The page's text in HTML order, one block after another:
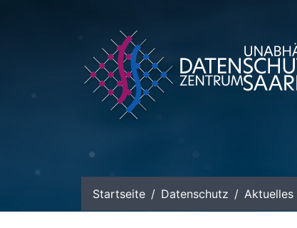
Startseite Datenschutz Aktuelles